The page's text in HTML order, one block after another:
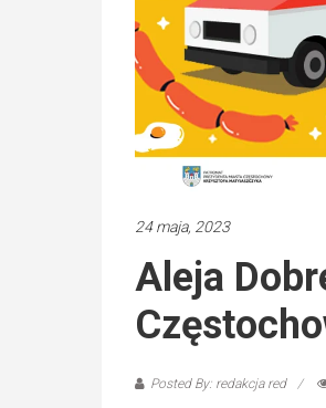
24 maja, 2023
Aleja
Posted By: redakcja red